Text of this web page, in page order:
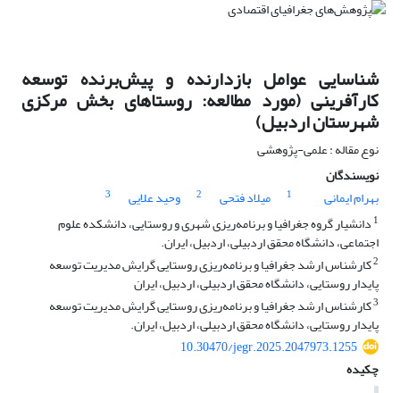
شناسایی عوامل بازدارنده و پیش‌برنده توسعه
کارآفرینی (مورد مطالعه: روستاهای بخش مرکزی
شهرستان اردبیل)
نوع مقاله : علمی-پژوهشی
نویسندگان
بهرام ایمانی
1 میلاد فتحی 2 وحید علایی
3
1 دانشیار گروه جغرافیا و برنامه‌ریزی شهری و روستایی، دانشکده علوم
اجتماعی، دانشگاه محقق اردبیلی، اردبیل، ایران.
2کارشناس ارشد جغرافیا و برنامه‌ریزی روستایی گرایش مدیریت توسعه
پایدار روستایی، دانشگاه محقق اردبیلی، اردبیل، ایران
3کارشناس ارشد جغرافیا و برنامه‌ریزی روستایی گرایش مدیریت توسعه
پایدار روستایی، دانشگاه محقق اردبیلی، اردبیل، ایران.
10.30470/jegr.2025.2047973.1255
چکیده